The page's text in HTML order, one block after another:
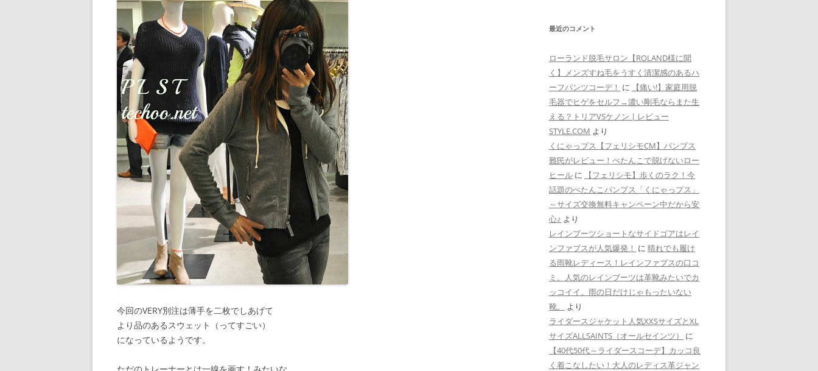
今回のVERY別注は薄手を二枚でしあげて
より品のあるスウェット（ってすごい）
になっているようです。
最近のコメント
ローランド脱毛サロン【ROLAND様に聞
く】メンズすね毛をうすく清潔感のあるハ
ーフパンツコーデ！ に
【痛い!】家庭用脱
毛器でヒゲをセルフ→濃い剛毛ならまた生
える？トリアVSケノン | レビュー
STYLE.COM より
くにゃっプス【フェリシモCM】パンプス
難民がレビュー！ぺたんこで脱げないロー
ヒール に
【フェリシモ】歩くのラク！今
話題のぺたんこパンプス「くにゃっプス」
～サイズ交換無料キャンペーン中だから安
心♪ より
レインブーツショートなサイドゴアはレイ
ンファブスが人気爆発！ に 晴れでも履け
る雨靴レディース！レインファブスの口コ
ミ。人気のレインブーツは革靴みたいでカ
ッコイイ。雨の日だけじゃもったいない
靴。
より
ライダースジャケット人気XXSサイズとXL
サイズALLSAINTS（オールセインツ）
に
【40代50代～ライダースコーデ】カッコ良
く着こなしたい！大人のレディス革ジャン